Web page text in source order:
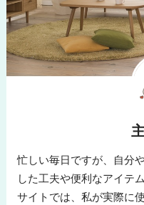
忙しい毎日ですが、自分
した工夫や便利なアイテ
サイトでは、私が実際に